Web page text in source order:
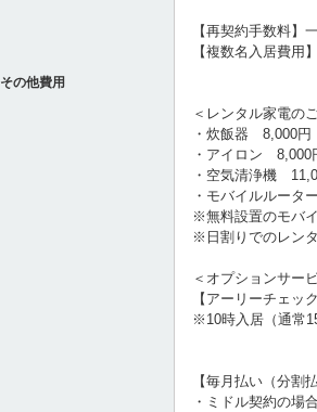
その他費用
【再契約手数料】
【複数名入居費用
＜レンタル家電の
・炊飯器 8,000円
・アイロン 8,000
・空気清浄機
・モバイルルー
※無料設置のモバ
※日割りでのレン
＜オプションサー
【アーリーチェッ
※10時入居（通常
【毎月払い（分割
・ミドル契約の場